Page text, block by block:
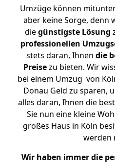
Umzüge können
aber keine Sorge, denn
diegünstigste Lösung
professionellen
stets daran, Ihnen die
Preisezu bieten. Wir
bei einem Umzug von
Donau Geld zu sparen,
alles daran, Ihnen die
Sie nun eine kleine
großes Haus in Köln
werden
Wir haben immer die